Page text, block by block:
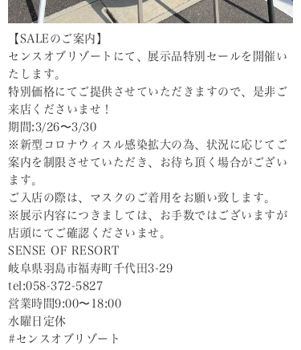
【SALEのご案内】
センスオブリゾートにて、展示品特別セールを開催い
たします。
特別価格にてご提供させていただきますので、是非ご
来店くださいませ！
期間:3/26〜3/30
※新型コロナウィスル感染拡大の為、状況に応じてご
案内を制限させていただき、お待ち頂く場合がござい
ます。
ご入店の際は、マスクのご着用をお願い致します。
※展示内容につきましては、お手数ではございますが
店頭にてご確認くださいませ。
SENSE OF RESORT
岐阜県羽島市福寿町千代田3-29
tel:058-372-5827
営業時間9:00〜18:00
水曜日定休
#センスオブリゾート